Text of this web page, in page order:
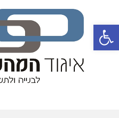
פתח סרגל נגישות